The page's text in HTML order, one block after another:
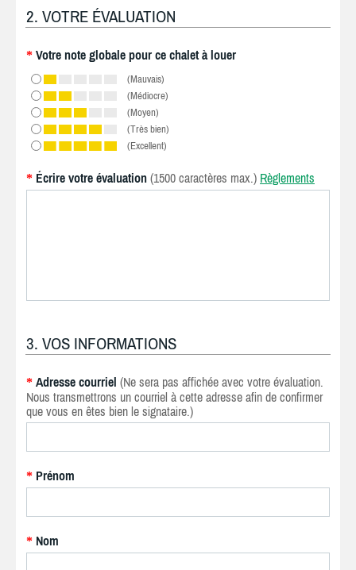
2. VOTRE ÉVALUATION
* Votre note globale pour ce chalet à louer
(Mauvais)
(Médiocre)
(Moyen)
(Très bien)
(Excellent)
* Écrire votre évaluation (1500 caractères max.) Règlements
3. VOS INFORMATIONS
* Adresse courriel (Ne sera pas affichée avec votre évaluation.
Nous transmettrons un courriel à cette adresse afin de confirmer
que vous en êtes bien le signataire.)
* Prénom
* Nom